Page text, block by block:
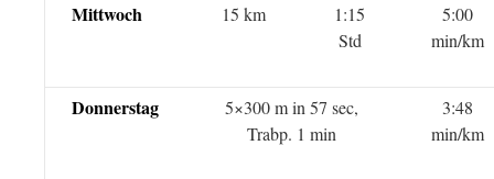
Mittwoch 15 km
1:15
Std
5:00
min/km
Donnerstag
5×300 m in 57 sec,
Trabp. 1 min
3:48
min/km